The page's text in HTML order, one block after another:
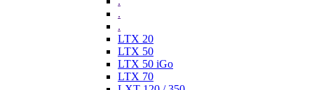
.
.
LTX 20
LTX 50
LTX 50 iGo
LTX 70